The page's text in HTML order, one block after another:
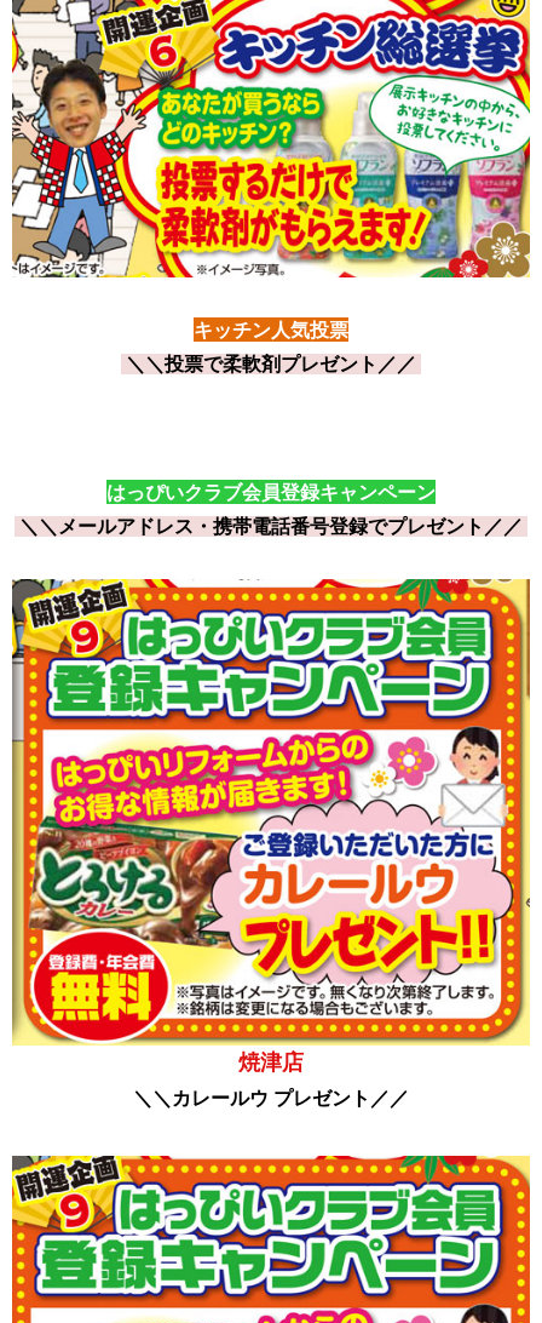
キッチン人気投票
＼＼投票で柔軟剤プレゼント ／／
はっぴいクラブ会員登録キャンペーン
＼＼メールアドレス・携帯電話番号登録でプレゼント ／／
焼津店
＼＼カレールウ プレゼント ／／